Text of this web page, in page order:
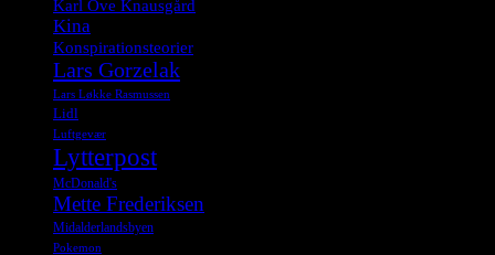
Karl Ove Knausgård
Kina
Konspirationsteorier
Lars Gorzelak
Lars Løkke Rasmussen
Lidl
Luftgevær
Lytterpost
McDonald's
Mette Frederiksen
Midalderlandsbyen
Pokemon